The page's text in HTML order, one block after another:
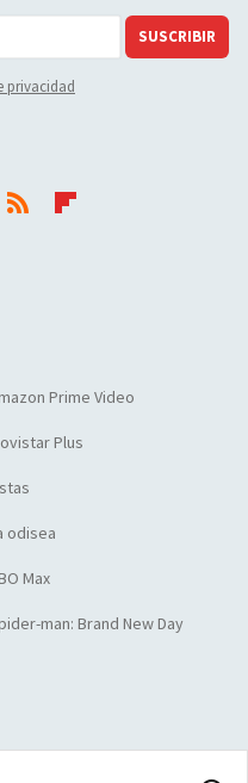
SUSCRIBIR
privacidad
Prime Video
Plus
odisea
Max
man: Brand New Day